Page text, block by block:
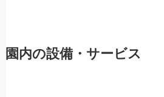
園内の設備・サービス